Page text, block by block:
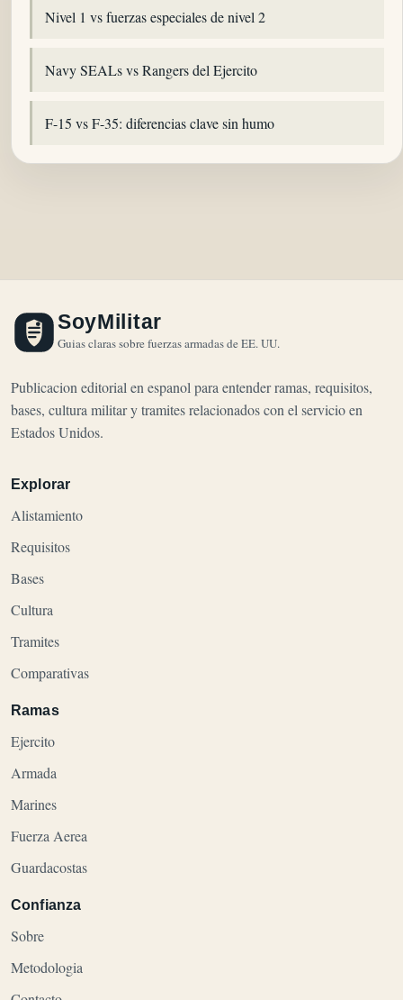
Nivel 1 vs fuerzas especiales de nivel 2
Navy SEALs vs Rangers del Ejercito
F-15 vs F-35: diferencias clave sin humo
SoyMilitar
Guias claras sobre fuerzas armadas de EE. UU.
Publicacion editorial en espanol para entender ramas, requisitos,
bases, cultura militar y tramites relacionados con el servicio en
Estados Unidos.
Explorar
Alistamiento
Requisitos
Bases
Cultura
Tramites
Comparativas
Ramas
Ejercito
Armada
Marines
Fuerza Aerea
Guardacostas
Confianza
Sobre
Metodologia